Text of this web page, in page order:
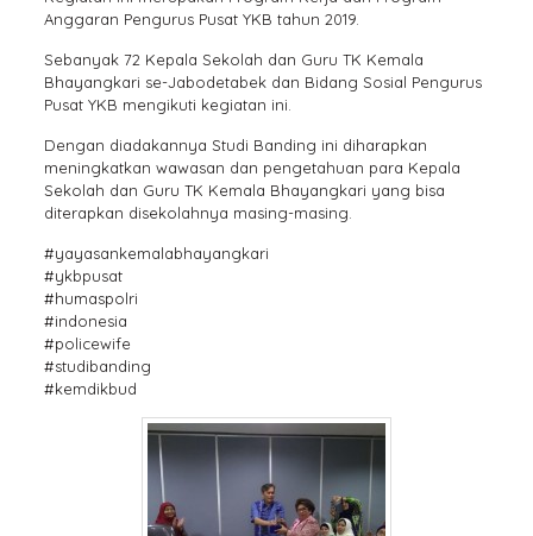
Anggaran Pengurus Pusat YKB tahun 2019.
Sebanyak 72 Kepala Sekolah dan Guru TK Kemala
Bhayangkari se-Jabodetabek dan Bidang Sosial Pengurus
Pusat YKB mengikuti kegiatan ini.
Dengan diadakannya Studi Banding ini diharapkan
meningkatkan wawasan dan pengetahuan para Kepala
Sekolah dan Guru TK Kemala Bhayangkari yang bisa
diterapkan disekolahnya masing-masing.
#yayasankemalabhayangkari
#ykbpusat
#humaspolri
#indonesia
#policewife
#studibanding
#kemdikbud